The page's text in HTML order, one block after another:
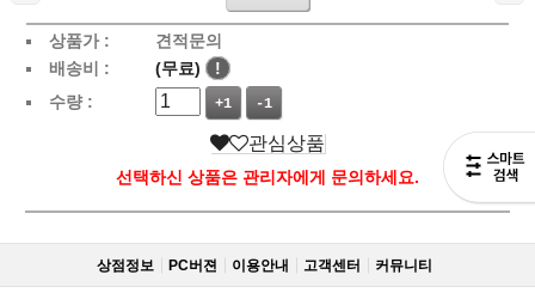
상품가 :
견적문의
배송비 :
(무료)
!
수량 :
+1 -1
관심상품
선택하신 상품은 관리자에게 문의하세요.
상점정보 PC버젼 이용안내 고객센터 커뮤니티